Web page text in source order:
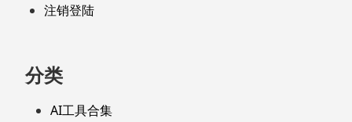
注销登陆
分类
AI工具合集